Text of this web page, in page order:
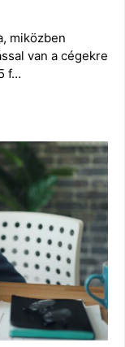
miközben
van a cégekre
f…